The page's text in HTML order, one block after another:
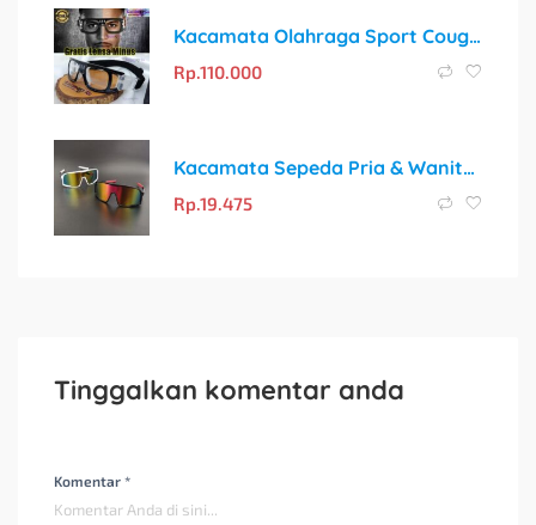
Kacamata Olahraga Sport Cougar Minus untuk Basket, Futsal, Motor, dan Badminton
Rp.110.000
Kacamata Sepeda Pria & Wanita Hitam UV400 – Perlindungan Optimal untuk Aktivitas Outdoor
Rp.19.475
Tinggalkan komentar anda
Komentar *